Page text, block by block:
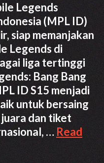
Legends
(MPL ID)
siap memanjakan
Legends di
liga tertinggi
Bang Bang
ID S15 menjadi
untuk bersaing
dan tiket
… Read